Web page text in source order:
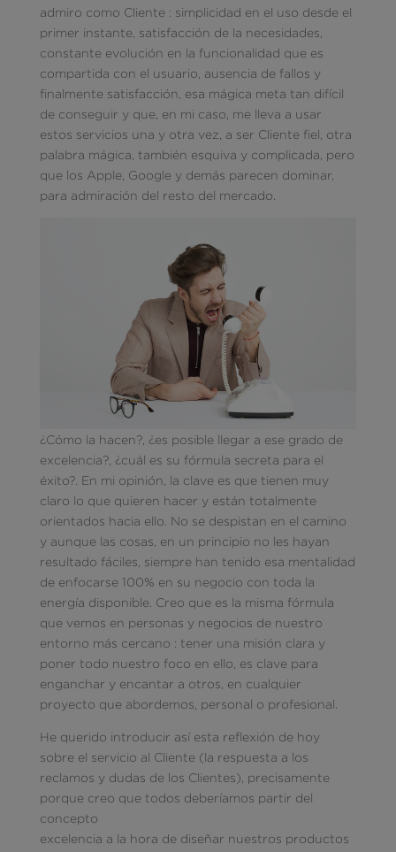
admiro como Cliente : simplicidad en el uso desde el
primer instante, satisfacción de la necesidades,
constante evolución en la funcionalidad que es
compartida con el usuario, ausencia de fallos y
finalmente satisfacción, esa mágica meta tan difícil
de conseguir y que, en mi caso, me lleva a usar
estos servicios una y otra vez, a ser Cliente fiel, otra
palabra mágica, también esquiva y complicada, pero
que los Apple, Google y demás parecen dominar,
para admiración del resto del mercado.
¿Cómo la hacen?, ¿es posible llegar a ese grado de
excelencia?, ¿cuál es su fórmula secreta para el
éxito?. En mi opinión, la clave es que tienen muy
claro lo que quieren hacer y están totalmente
orientados hacia ello. No se despistan en el camino
y aunque las cosas, en un principio no les hayan
resultado fáciles, siempre han tenido esa mentalidad
de enfocarse 100% en su negocio con toda la
energía disponible. Creo que es la misma fórmula
que vemos en personas y negocios de nuestro
entorno más cercano : tener una misión clara y
poner todo nuestro foco en ello, es clave para
enganchar y encantar a otros, en cualquier
proyecto que abordemos, personal o profesional.
He querido introducir así esta reflexión de hoy
sobre el servicio al Cliente (la respuesta a los
reclamos y dudas de los Clientes), precisamente
porque creo que todos deberíamos partir del
concepto
excelencia a la hora de diseñar nuestros productos